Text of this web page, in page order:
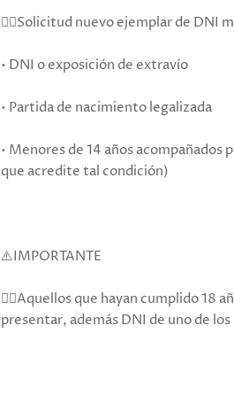
👉🏻Solicitud nuevo ejemplar de DNI
• DNI o exposición de extravío
• Partida de nacimiento legalizada
• Menores de 14 años
que acredite tal condición)
⚠️IMPORTANTE
👉🏻Aquellos que hayan cumplido 18
presentar, además DNI de uno de los